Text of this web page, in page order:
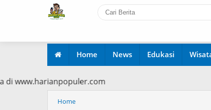
Home News Edukasi
di www.harianpopuler.com
Home